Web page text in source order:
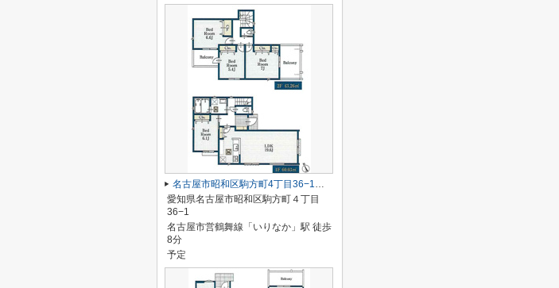
名古屋市昭和区駒方町4丁目36−1【仲介手数料無料】新築一戸建て
愛知県名古屋市昭和区駒方町４丁目
36−1
名古屋市営鶴舞線「いりなか」駅 徒歩
8分
予定